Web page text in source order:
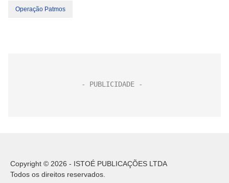
Operação Patmos
Copyright © 2026 - ISTOÉ PUBLICAÇÕES LTDA
Todos os direitos reservados.